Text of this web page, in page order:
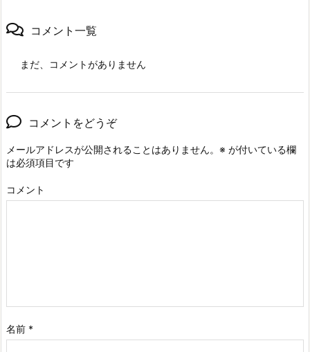
コメント一覧
まだ、コメントがありません
コメントをどうぞ
メールアドレスが公開されることはありません。 ※ が付いている欄
は必須項目です
コメント
名前 *